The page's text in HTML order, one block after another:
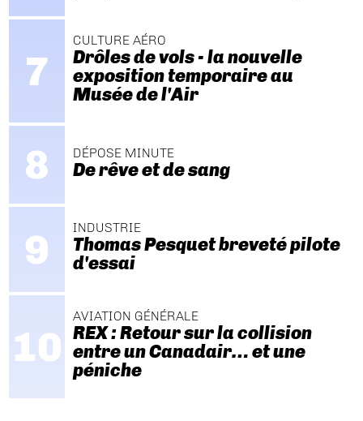
CULTURE AÉRO
Drôles de vols - la nouvelle
exposition temporaire au
Musée de l'Air
DÉPOSE MINUTE
De rêve et de sang
INDUSTRIE
Thomas Pesquet breveté pilote
d'essai
AVIATION GÉNÉRALE
REX : Retour sur la collision
entre un Canadair… et une
péniche